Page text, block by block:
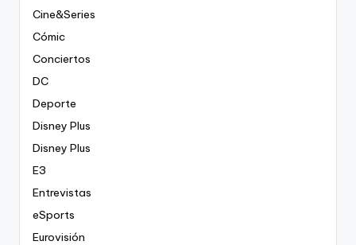
Cine&Series
Cómic
Conciertos
DC
Deporte
Disney Plus
Disney Plus
E3
Entrevistas
eSports
Eurovisión